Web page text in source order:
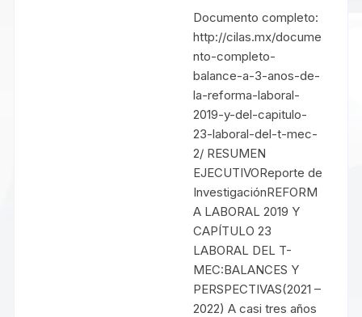
Documento completo:
http://cilas.mx/docume
nto-completo-
balance-a-3-anos-de-
la-reforma-laboral-
2019-y-del-capitulo-
23-laboral-del-t-mec-
2/ RESUMEN
EJECUTIVOReporte de
InvestigaciónREFORM
A LABORAL 2019 Y
CAPÍTULO 23
LABORAL DEL T-
MEC:BALANCES Y
PERSPECTIVAS(2021 –
2022) A casi tres años